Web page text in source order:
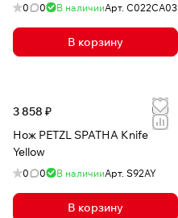
0 0 В наличииАрт. C022CA03
В корзину
3 858 ₽
Нож PETZL SPATHA Knife
Yellow
0 0 В наличииАрт. S92AY
В корзину